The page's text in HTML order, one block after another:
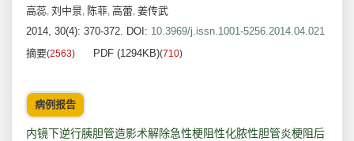
高蕊, 刘中景, 陈菲, 高蕾, 姜传武
2014, 30(4): 370-372. DOI: 10.3969/j.issn.1001-5256.2014.04.021
摘要(2563) PDF (1294KB)(710)
病例报告
内镜下逆行胰胆管造影术解除急性梗阻性化脓性胆管炎梗阻后